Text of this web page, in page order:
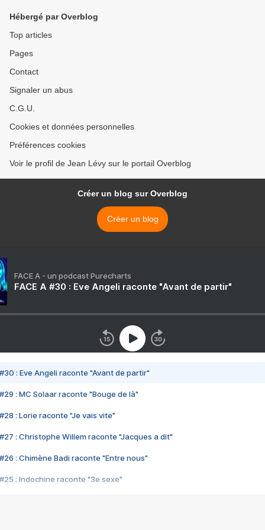
Hébergé par Overblog
Top articles
Pages
Contact
Signaler un abus
C.G.U.
Cookies et données personnelles
Préférences cookies
Voir le profil de Jean Lévy sur le portail Overblog
Créer un blog sur Overblog
Créer un blog
FACE A - un podcast Purecharts
FACE A #30 : Eve Angeli raconte "Avant de partir"
#30 : Eve Angeli raconte "Avant de partir"
#29 : MC Solaar raconte "Bouge de là"
#28 : Lorie raconte "Je vais vite"
#27 : Christophe Willem raconte "Jacques a dit"
#26 : Chimène Badi raconte "Entre nous"
#25 : Indochine raconte "3e sexe"